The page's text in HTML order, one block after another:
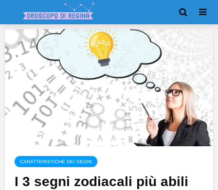
CARATTERISTICHE DEI SEGNI
I 3 segni zodiacali più abili